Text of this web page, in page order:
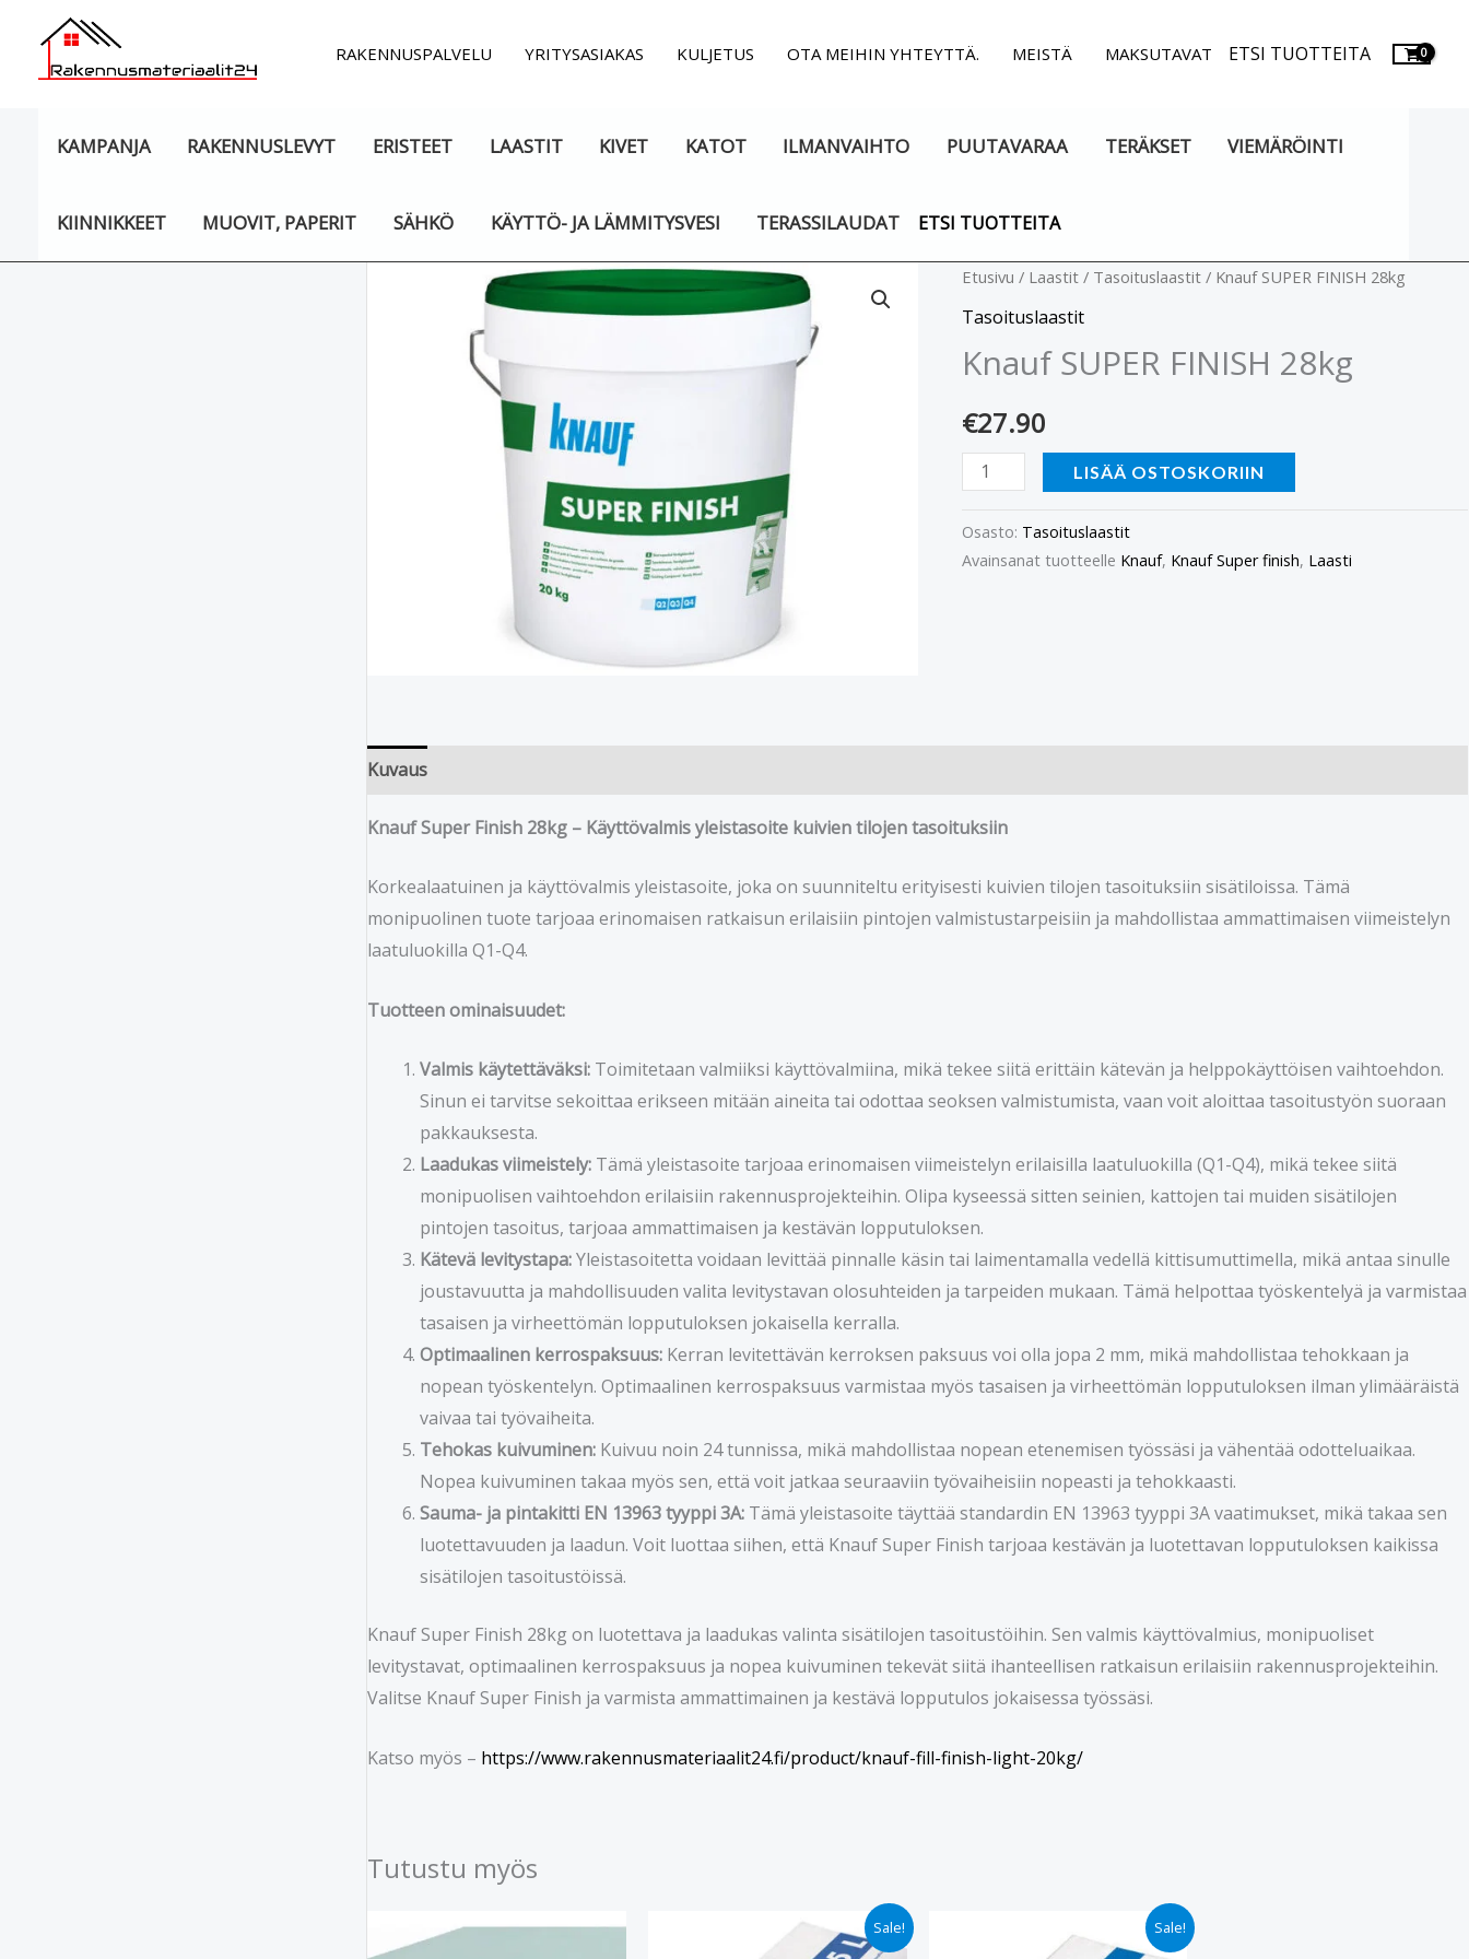
sisältöön
RAKENNUSPALVELU YRITYSASIAKAS KULJETUS OTA MEIHIN YHTEYTTÄ. MEISTÄ MAKSUTAVAT ETSI TUOTTEITA
KAMPANJA RAKENNUSLEVYT ERISTEET LAASTIT KIVET KATOT ILMANVAIHTO PUUTAVARAA TERÄKSET VIEMÄRÖINTI
KIINNIKKEET MUOVIT, PAPERIT SÄHKÖ KÄYTTÖ- JA LÄMMITYSVESI TERASSILAUDAT ETSI TUOTTEITA
Etusivu / Laastit/ Tasoituslaastit/ Knauf SUPER FINISH 28kg
Tasoituslaastit
Knauf SUPER FINISH 28kg
€27.90
Knauf
SUPER
28kg
LISÄÄ OSTOSKORIIN
Osasto: Tasoituslaastit
Avainsanat tuotteelle Knauf, Knauf Super finish, Laasti
Kuvaus
Knauf Super Finish 28kg – Käyttövalmis yleistasoite kuivien tilojen tasoituksiin
Korkealaatuinen ja käyttövalmis yleistasoite, joka on suunniteltu erityisesti kuivien tilojen tasoituksiin sisätiloissa. Tämä
monipuolinen tuote tarjoaa erinomaisen ratkaisun erilaisiin pintojen valmistustarpeisiin ja mahdollistaa ammattimaisen viimeistelyn
laatuluokilla Q1-Q4.
Tuotteen ominaisuudet:
Valmis käytettäväksi: Toimitetaan valmiiksi käyttövalmiina, mikä tekee siitä erittäin kätevän ja helppokäyttöisen vaihtoehdon.
Sinun ei tarvitse sekoittaa erikseen mitään aineita tai odottaa seoksen valmistumista, vaan voit aloittaa tasoitustyön suoraan
pakkauksesta.
Laadukas viimeistely: Tämä yleistasoite tarjoaa erinomaisen viimeistelyn erilaisilla laatuluokilla (Q1-Q4), mikä tekee siitä
monipuolisen vaihtoehdon erilaisiin rakennusprojekteihin. Olipa kyseessä sitten seinien, kattojen tai muiden sisätilojen
pintojen tasoitus, tarjoaa ammattimaisen ja kestävän lopputuloksen.
Kätevä levitystapa:Yleistasoitetta voidaan levittää pinnalle käsin tai laimentamalla vedellä kittisumuttimella, mikä antaa sinulle
joustavuutta ja mahdollisuuden valita levitystavan olosuhteiden ja tarpeiden mukaan. Tämä helpottaa työskentelyä ja varmistaa
tasaisen ja virheettömän lopputuloksen jokaisella kerralla.
Optimaalinen kerrospaksuus: Kerran levitettävän kerroksen paksuus voi olla jopa 2 mm, mikä mahdollistaa tehokkaan ja
nopean työskentelyn. Optimaalinen kerrospaksuus varmistaa myös tasaisen ja virheettömän lopputuloksen ilman ylimääräistä
vaivaa tai työvaiheita.
Tehokas kuivuminen: Kuivuu noin 24 tunnissa, mikä mahdollistaa nopean etenemisen työssäsi ja vähentää odotteluaikaa.
Nopea kuivuminen takaa myös sen, että voit jatkaa seuraaviin työvaiheisiin nopeasti ja tehokkaasti.
Sauma- ja pintakitti EN 13963 tyyppi 3A: Tämä yleistasoite täyttää standardin EN 13963 tyyppi 3A vaatimukset, mikä takaa sen
luotettavuuden ja laadun. Voit luottaa siihen, että Knauf Super Finish tarjoaa kestävän ja luotettavan lopputuloksen kaikissa
sisätilojen tasoitustöissä.
Knauf Super Finish 28kg on luotettava ja laadukas valinta sisätilojen tasoitustöihin. Sen valmis käyttövalmius, monipuoliset
levitystavat, optimaalinen kerrospaksuus ja nopea kuivuminen tekevät siitä ihanteellisen ratkaisun erilaisiin rakennusprojekteihin.
Valitse Knauf Super Finish ja varmista ammattimainen ja kestävä lopputulos jokaisessa työssäsi.
Katso myös – https://www.rakennusmateriaalit24.fi/product/knauf-fill-finish-light-20kg/
Tutustu myös
Sale!
Nykyinen
Sale!